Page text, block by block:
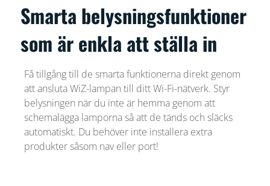
Smarta belysningsfunktioner
som är enkla att ställa in
Få tillgång till de smarta funktionerna direkt genom
att ansluta WiZ-lampan till ditt Wi-Fi-nätverk. Styr
belysningen när du inte är hemma genom att
schemalägga lamporna så att de tänds och släcks
automatiskt. Du behöver inte installera extra
produkter såsom nav eller port!